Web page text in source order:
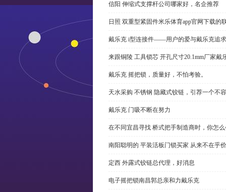
信阳 伸缩式支撑杆公司哪家好，名企推荐
日照 双重型紧固件米乐体育app官网下载的
戴乐克 i型连接件——用户的爱与戴乐克追求
来跟铜陵 工具锁芯 开孔尺寸20.1mm厂家
戴乐克 摇把锁，质量好，不怕考验。
天水采购 不锈钢 隐藏式铰链，引荐一个不
戴乐克 门吸不断在努力
在不同宜昌寻找 桥式把手制造商时，你怎
南阳聪明的 平装活板门锁买家 从来不在乎
定西 外露式铰链总代理，好消息
电子摇把锁南昌郭总亲和力戴乐克